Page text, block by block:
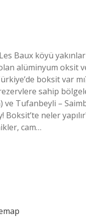
Baux köyü
alüminyum oksit
boksit var
sahip
Tufanbeyli –
neler
cam…